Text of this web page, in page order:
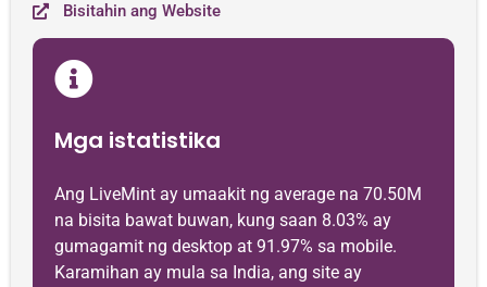
Bisitahin ang Website
Mga istatistika
Ang LiveMint ay umaakit ng average na 70.50M
na bisita bawat buwan, kung saan 8.03% ay
gumagamit ng desktop at 91.97% sa mobile.
Karamihan ay mula sa India, ang site ay